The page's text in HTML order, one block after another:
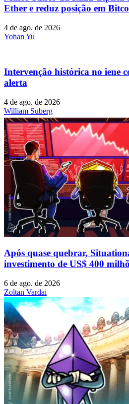
Ether e reduz posição em
4 de ago. de 2026
Yohan Yu
Intervenção histórica no iene
alerta
4 de ago. de 2026
William Suberg
Após quase quebrar,
investimento de US$ 400
6 de ago. de 2026
Zoltan Vardai